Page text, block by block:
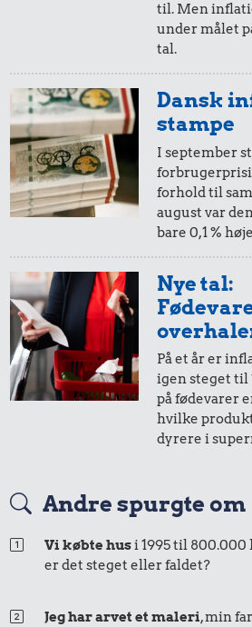
i 1952
til. Men
under målet
tal.
Dansk
stampe
I september
forhold til
august var
bare 0,1 %
Nye tal:
På et år er
igen steget til
på fødevarer
hvilke
dyrere i
Andre spurgte om
Vi købte husi 1995 til 800.000
er det steget eller faldet?
Jeg har arvet et maleri, min